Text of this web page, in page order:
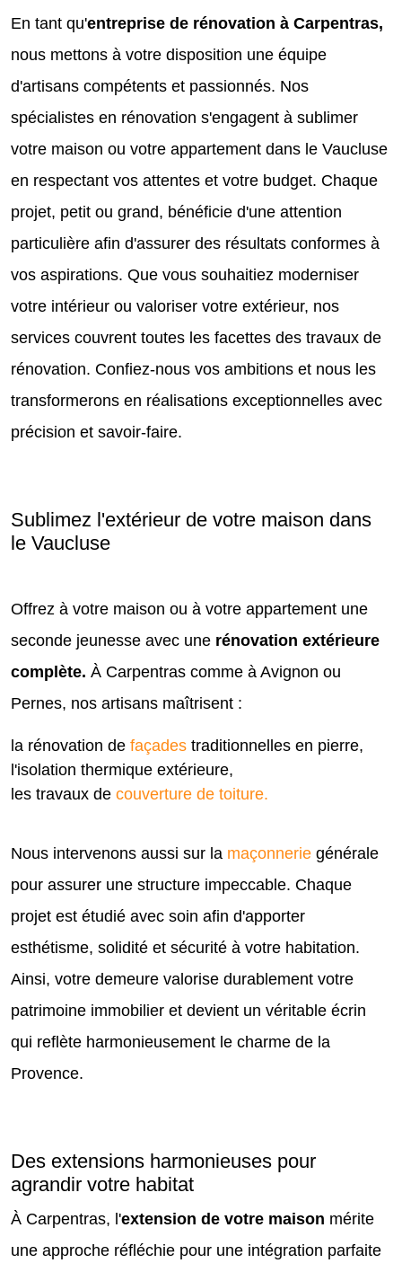
En tant qu'entreprise de rénovation à Carpentras,
nous mettons à votre disposition une équipe
d'artisans compétents et passionnés. Nos
spécialistes en rénovation s'engagent à sublimer
votre maison ou votre appartement dans le Vaucluse
en respectant vos attentes et votre budget. Chaque
projet, petit ou grand, bénéficie d'une attention
particulière afin d'assurer des résultats conformes à
vos aspirations. Que vous souhaitiez moderniser
votre intérieur ou valoriser votre extérieur, nos
services couvrent toutes les facettes des travaux de
rénovation. Confiez-nous vos ambitions et nous les
transformerons en réalisations exceptionnelles avec
précision et savoir-faire.
Sublimez l'extérieur de votre maison dans
le Vaucluse
Offrez à votre maison ou à votre appartement une
seconde jeunesse avec une rénovation extérieure
complète. À Carpentras comme à Avignon ou
Pernes, nos artisans maîtrisent :
la rénovation de façades traditionnelles en pierre,
l'isolation thermique extérieure,
les travaux de couverture de toiture.
Nous intervenons aussi sur la maçonnerie générale
pour assurer une structure impeccable. Chaque
projet est étudié avec soin afin d'apporter
esthétisme, solidité et sécurité à votre habitation.
Ainsi, votre demeure valorise durablement votre
patrimoine immobilier et devient un véritable écrin
qui reflète harmonieusement le charme de la
Provence.
Des extensions harmonieuses pour
agrandir votre habitat
À Carpentras, l'extension de votre maison mérite
une approche réfléchie pour une intégration parfaite